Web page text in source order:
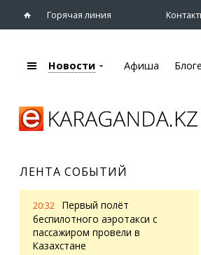
Горячая линия
Караганды
eTV
Рассылка новостей
Персоны
Интервью
Новости Афиша
ЛЕНТА СОБЫТИЙ
20:32
Первый полёт
беспилотного аэротакси с
пассажиром провели в
Казахстане